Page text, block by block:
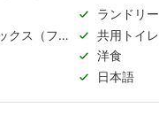
ランドリー
クス（フロ
共用トイレ
洋食
日本語